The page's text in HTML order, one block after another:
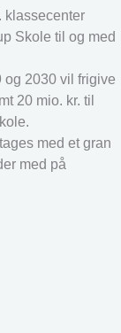
klassecenter
Skole til og med
og 2030 vil frigive
20 mio. kr. til
med et gran
med på